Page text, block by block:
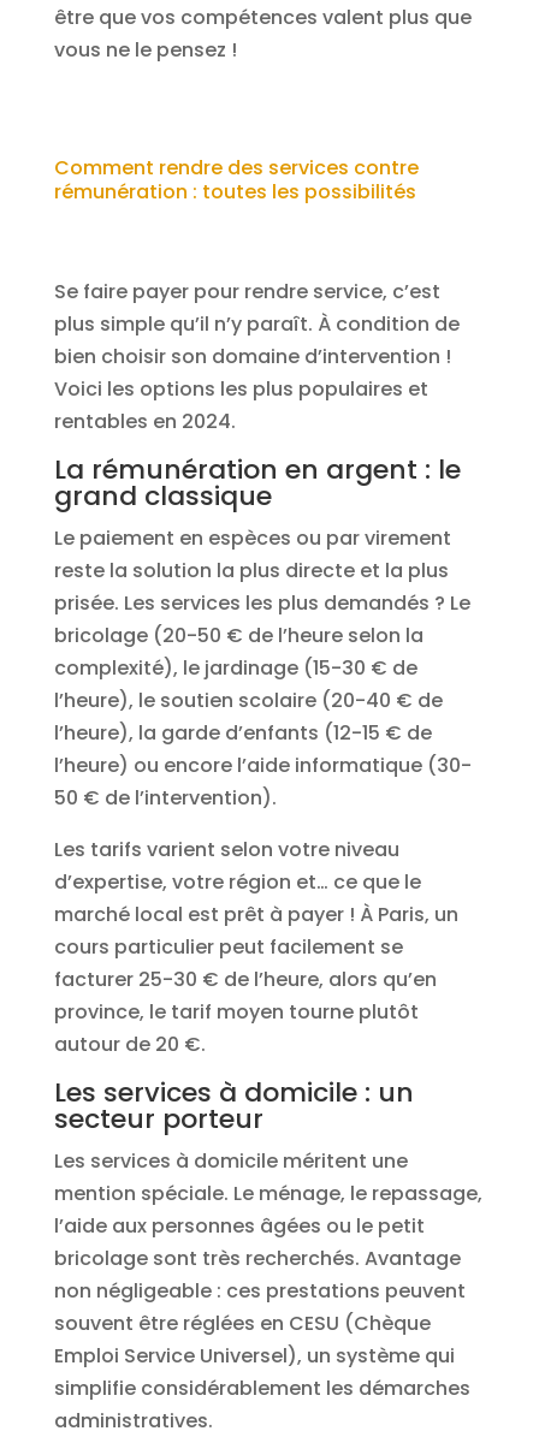
être que vos compétences valent plus que
vous ne le pensez !
Comment rendre des services contre
rémunération : toutes les possibilités
Se faire payer pour rendre service, c’est
plus simple qu’il n’y paraît. À condition de
bien choisir son domaine d’intervention !
Voici les options les plus populaires et
rentables en 2024.
La rémunération en argent : le
grand classique
Le paiement en espèces ou par virement
reste la solution la plus directe et la plus
prisée. Les services les plus demandés ? Le
bricolage (20-50 € de l’heure selon la
complexité), le jardinage (15-30 € de
l’heure), le soutien scolaire (20-40 € de
l’heure), la garde d’enfants (12-15 € de
l’heure) ou encore l’aide informatique (30-
50 € de l’intervention).
Les tarifs varient selon votre niveau
d’expertise, votre région et… ce que le
marché local est prêt à payer ! À Paris, un
cours particulier peut facilement se
facturer 25-30 € de l’heure, alors qu’en
province, le tarif moyen tourne plutôt
autour de 20 €.
Les services à domicile : un
secteur porteur
Les services à domicile méritent une
mention spéciale. Le ménage, le repassage,
l’aide aux personnes âgées ou le petit
bricolage sont très recherchés. Avantage
non négligeable : ces prestations peuvent
souvent être réglées en CESU (Chèque
Emploi Service Universel), un système qui
simplifie considérablement les démarches
administratives.